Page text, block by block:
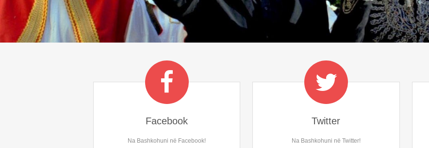
Facebook
Na Bashkohuni në Facebook!
Twitter
Na Bashkohuni në Twitter!